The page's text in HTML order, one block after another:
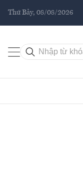
Thứ Bảy, 08/08/2026